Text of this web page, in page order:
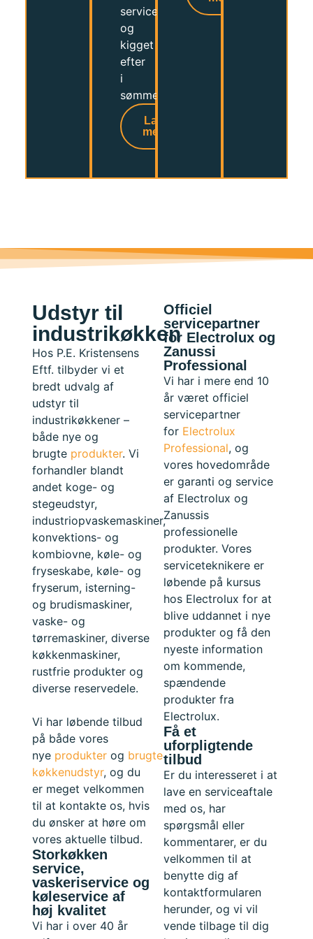
serviceret
og
kigget
efter
i
sømmene.
Læs
mere
Udstyr til
industrikøkken
Hos P.E. Kristensens
Eftf. tilbyder vi et
bredt udvalg af
udstyr til
industrikøkkener –
både nye og
brugte produkter. Vi
forhandler blandt
andet koge- og
stegeudstyr,
industriopvaskemaskiner,
konvektions- og
kombiovne, køle- og
fryseskabe, køle- og
fryserum, isterning-
og brudismaskiner,
vaske- og
tørremaskiner, diverse
køkkenmaskiner,
rustfrie produkter og
diverse reservedele.
Vi har løbende tilbud
på både vores
nye produkter og brugte
køkkenudstyr, og du
er meget velkommen
til at kontakte os, hvis
du ønsker at høre om
vores aktuelle tilbud.
Storkøkken
service,
vaskeriservice og
køleservice af
høj kvalitet
Vi har i over 40 år
Officiel
servicepartner
for Electrolux og
Zanussi
Professional
Vi har i mere end 10
år været officiel
servicepartner
for Electrolux
Professional, og
vores hovedområde
er garanti og service
af Electrolux og
Zanussis
professionelle
produkter. Vores
serviceteknikere er
løbende på kursus
hos Electrolux for at
blive uddannet i nye
produkter og få den
nyeste information
om kommende,
spændende
produkter fra
Electrolux.
Få et
uforpligtende
tilbud
Er du interesseret i at
lave en serviceaftale
med os, har
spørgsmål eller
kommentarer, er du
velkommen til at
benytte dig af
kontaktformularen
herunder, og vi vil
vende tilbage til dig